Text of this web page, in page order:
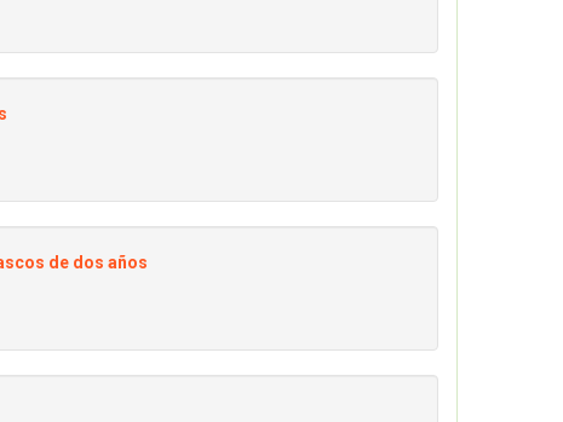
de dos años